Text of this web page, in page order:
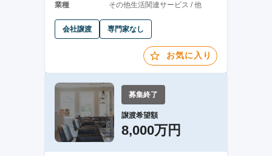
業種
その他生活関連サービス / 他
会社譲渡 専門家なし
お気に入り
募集終了
譲渡希望額
8,000万円